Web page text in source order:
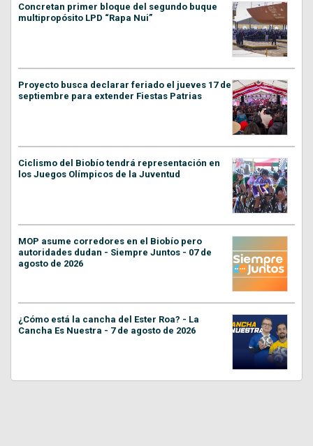
Concretan primer bloque del segundo buque
multipropósito LPD “Rapa Nui”
Proyecto busca declarar feriado el jueves 17 de
septiembre para extender Fiestas Patrias
Ciclismo del Biobío tendrá representación en
los Juegos Olímpicos de la Juventud
MOP asume corredores en el Biobío pero
autoridades dudan - Siempre Juntos - 07 de
agosto de 2026
¿Cómo está la cancha del Ester Roa? - La
Cancha Es Nuestra - 7 de agosto de 2026